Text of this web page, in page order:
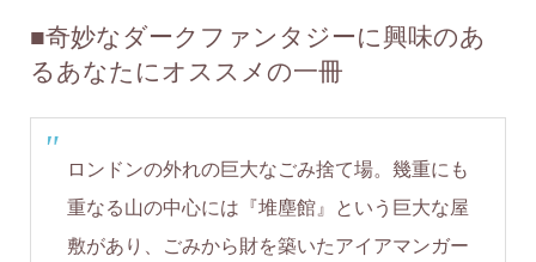
■奇妙なダークファンタジーに興味のあ
るあなたにオススメの一冊
ロンドンの外れの巨大なごみ捨て場。幾重にも
重なる山の中心には『堆塵館』という巨大な屋
敷があり、ごみから財を築いたアイアマンガー